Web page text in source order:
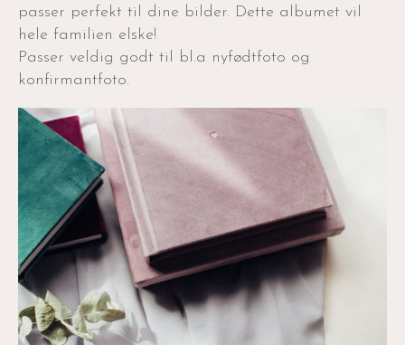
passer perfekt til dine bilder. Dette albumet vil
hele familien elske!
Passer veldig godt til bl.a nyfødtfoto og
konfirmantfoto.